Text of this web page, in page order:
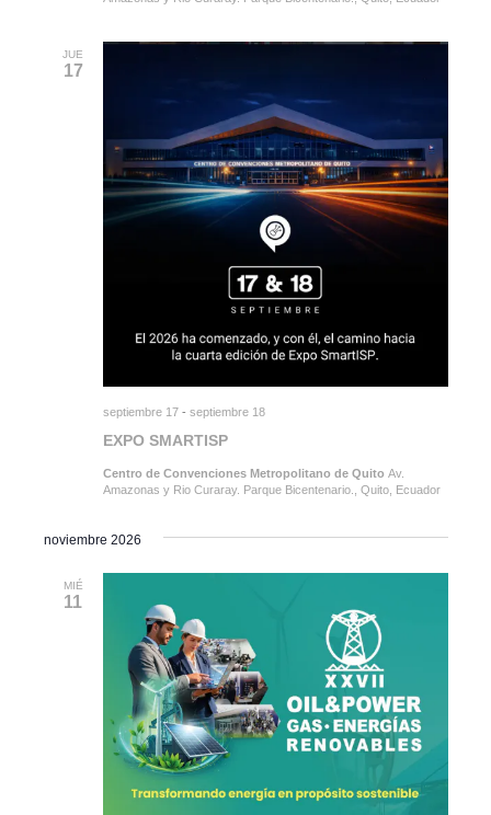
JUE
17
EXPO SMARTISP
septiembre 17- septiembre 18
Centro de Convenciones Metropolitano de Quito Av.
Amazonas y Rio Curaray. Parque Bicentenario., Quito, Ecuador
noviembre 2026
MIÉ
11